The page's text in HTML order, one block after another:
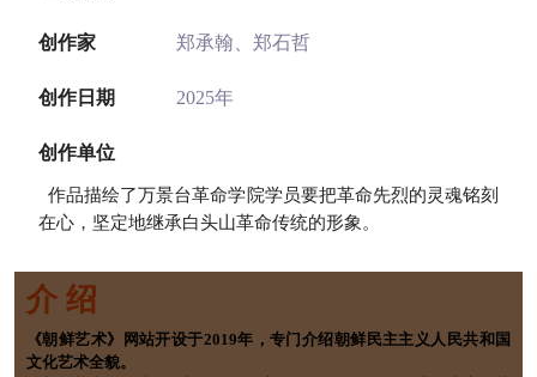
创作家 郑承翰、郑石哲
创作日期 2025年
创作单位
作品描绘了万景台革命学院学员要把革命先烈的灵魂铭刻
在心，坚定地继承白头山革命传统的形象。
介 绍
《朝鲜艺术》网站开设于2019年，专门介绍朝鲜民主主义人民共和国
文化艺术全貌。